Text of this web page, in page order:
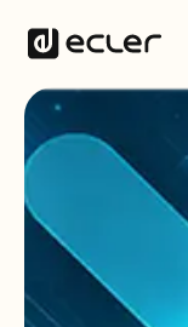
Productos
Soluciones
Por qué Ecler